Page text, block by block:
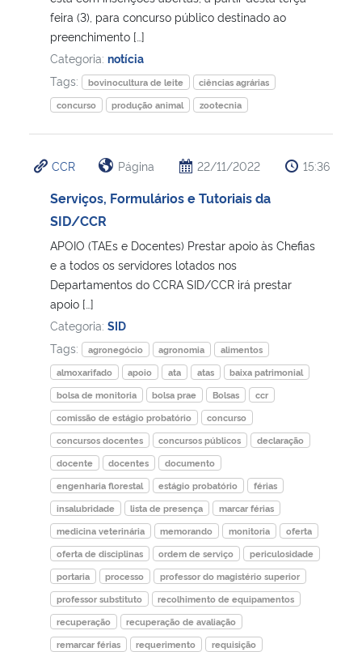
Ministério da Ciência, Tecnologia, Inovações e Comunicações
Ministério do Meio Ambiente
Ministério do Turismo
Ministério do Desenvolvimento Regional
Controladoria-Geral da União
Ministério da Mulher, da Família e dos Direitos Humanos
Secretaria-Geral
Secretaria de Governo
Gabinete de Segurança Institucional
Advocacia-Geral da União
Banco Central do Brasil
feira (3), para concurso público destinado ao
preenchimento […]
Categoria: notícia
Tags:
bovinocultura de leite
ciências agrárias
concurso
produção animal zootecnia
CCR Página 22/11/2022 15:36
Serviços, Formulários e Tutoriais da
SID/CCR
APOIO (TAEs e Docentes) Prestar apoio às Chefias
e a todos os servidores lotados nos
Departamentos do CCRA SID/CCR irá prestar
apoio […]
Categoria: SID
Tags:
agronegócio agronomia
alimentos
almoxarifado
apoio ata atas
baixa patrimonial
bolsa de monitoria
bolsa prae Bolsas
ccr
comissão de estágio probatório
concurso
concursos docentes
concursos públicos
declaração
docente
docentes
documento
engenharia florestal
estágio probatório
férias
insalubridade
lista de presença
marcar férias
medicina veterinária
memorando monitoria
oferta
oferta de disciplinas
ordem de serviço
periculosidade
portaria
processo
professor do magistério superior
professor substituto
recolhimento de equipamentos
recuperação
recuperação de avaliação
remarcar férias
requerimento
requisição